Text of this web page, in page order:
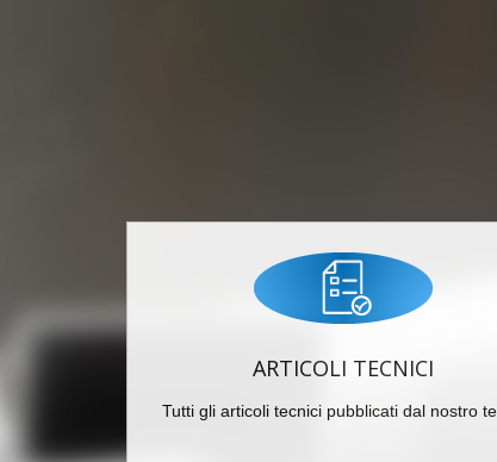
ARTICOLI TECNICI
Tutti gli articoli tecnici pubblicati dal nostro